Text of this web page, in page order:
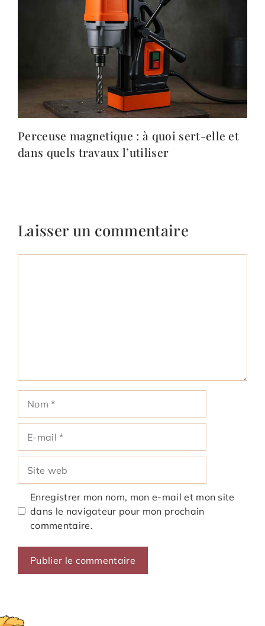
Perceuse magnetique : à quoi sert-elle et
dans quels travaux l’utiliser
Laisser un commentaire
mail
web
Enregistrer mon nom, mon e-mail et mon site
dans le navigateur pour mon prochain
commentaire.